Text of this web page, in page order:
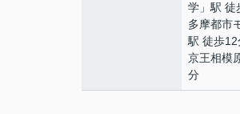
学 」駅
多摩都市
駅 徒歩12
京王相模
分